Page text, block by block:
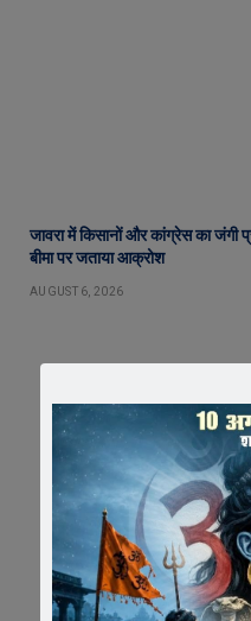
जावरा में किसानों और कांग्रेस का जंगी
बीमा पर जताया आक्रोश
AUGUST 6, 2026